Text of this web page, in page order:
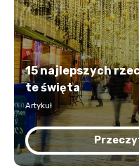
15 najlepszych
te święta
Artykuł